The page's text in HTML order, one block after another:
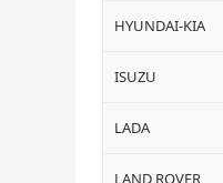
HYUNDAI-KIA
ISUZU
LADA
LAND ROVER